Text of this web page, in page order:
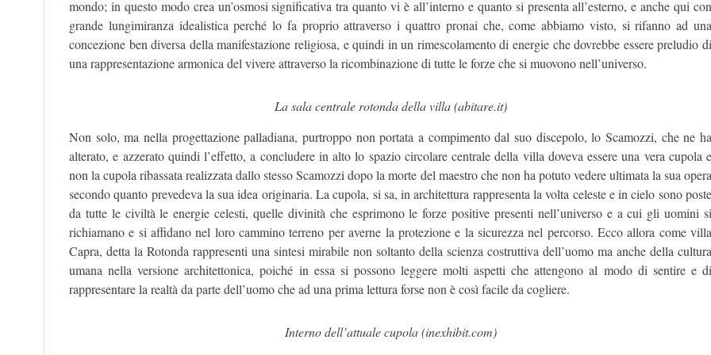
mondo; in questo modo crea un’osmosi significativa tra quanto vi è all’interno e quanto si presenta all’esterno, e anche qui con
grande lungimiranza idealistica perché lo fa proprio attraverso i quattro pronai che, come abbiamo visto, si rifanno ad una
concezione ben diversa della manifestazione religiosa, e quindi in un rimescolamento di energie che dovrebbe essere preludio di
una rappresentazione armonica del vivere attraverso la ricombinazione di tutte le forze che si muovono nell’universo.
La sala centrale rotonda della villa (abitare.it)
Non solo, ma nella progettazione palladiana, purtroppo non portata a compimento dal suo discepolo, lo Scamozzi, che ne ha
alterato, e azzerato quindi l’effetto, a concludere in alto lo spazio circolare centrale della villa doveva essere una vera cupola e
non la cupola ribassata realizzata dallo stesso Scamozzi dopo la morte del maestro che non ha potuto vedere ultimata la sua opera
secondo quanto prevedeva la sua idea originaria. La cupola, si sa, in architettura rappresenta la volta celeste e in cielo sono poste
da tutte le civiltà le energie celesti, quelle divinità che esprimono le forze positive presenti nell’universo e a cui gli uomini si
richiamano e si affidano nel loro cammino terreno per averne la protezione e la sicurezza nel percorso. Ecco allora come villa
Capra, detta la Rotonda rappresenti una sintesi mirabile non soltanto della scienza costruttiva dell’uomo ma anche della cultura
umana nella versione architettonica, poiché in essa si possono leggere molti aspetti che attengono al modo di sentire e di
rappresentare la realtà da parte dell’uomo che ad una prima lettura forse non è così facile da cogliere.
Interno dell’attuale cupola (inexhibit.com)